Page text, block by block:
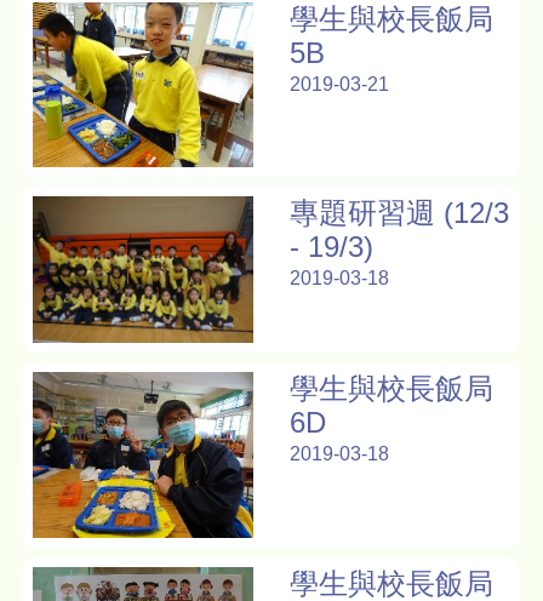
學生與校長飯局
5B
2019-03-21
專題研習週 (12/3
- 19/3)
2019-03-18
學生與校長飯局
6D
2019-03-18
學生與校長飯局